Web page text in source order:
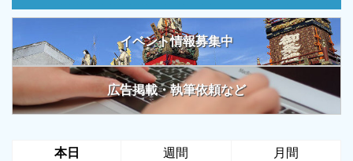
イベント情報募集中
広告掲載・執筆依頼など
本日 週間 月間